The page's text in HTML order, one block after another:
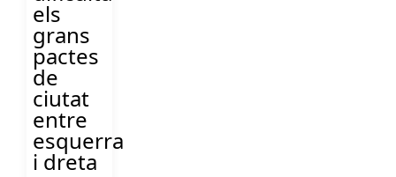
els
grans
pactes
de
ciutat
entre
esquerra
i dreta